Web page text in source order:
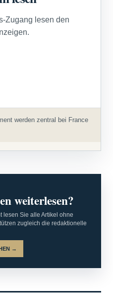
Zugang lesen den
werden zentral bei France
weiterlesen?
lesen Sie alle Artikel ohne
zugleich die redaktionelle
→